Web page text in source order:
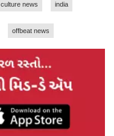
culture news india
offbeat news